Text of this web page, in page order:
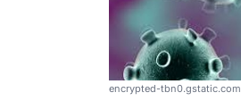
encrypted-tbn0.gstatic.com